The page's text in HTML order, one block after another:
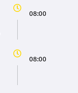
08:00
08:00